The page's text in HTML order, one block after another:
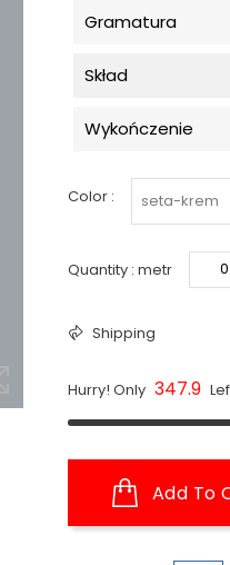
Gramatura
Skład
Wykończenie
Color :
Quantity : metr
Shipping
Hurry! Only 347.9
Add To